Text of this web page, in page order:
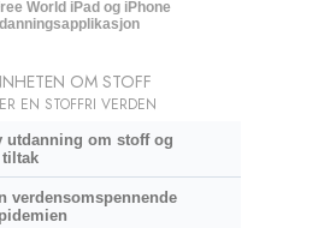
World iPad og iPhone
OM STOFF
EN STOFFRI VERDEN
utdanning om stoff og
tiltak
verdensomspennende